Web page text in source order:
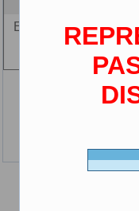
Enfant - 10.25 $
(2-12 ans)